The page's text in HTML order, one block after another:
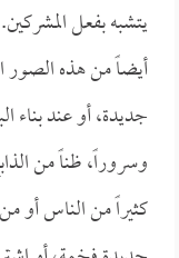
يتشبه بفعل المشركين.
أيضاً من هذه الصور
جديدة، أو عند بناء
وسروراً، ظناً من
كثيراً من الناس أو